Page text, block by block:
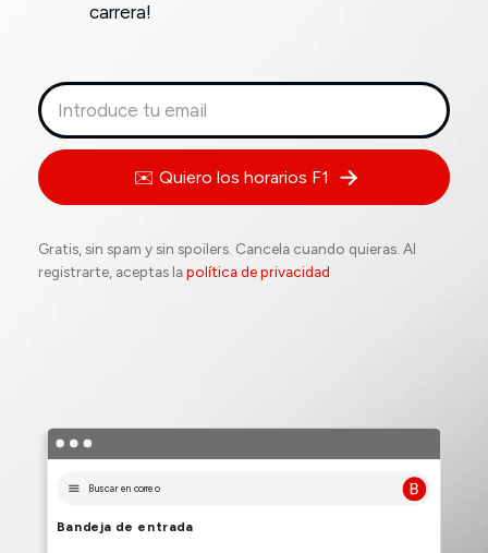
carrera!
✉️ Quiero los horarios F1
Gratis, sin spam y sin spoilers. Cancela cuando quieras. Al
registrarte, aceptas lapolítica de privacidad
Buscar en correo
Bandeja de entrada